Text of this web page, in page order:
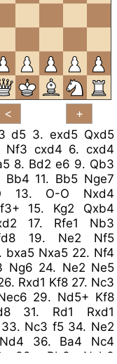
d5 3.exd5 Qxd5
Nf3 cxd4 6.cxd4
8. Bd2 e6 9. Qb3
Bb4 11. Bb5 Nge7
13. O-O
Nxd4
15. Kg2
Qxb4
17. Rfe1
Nb3
19. Ne2
Nf5
bxa5 Nxa5 22. Nf4
Ng6 24. Ne2 Ne5
Rxd1 Kf8 27. Nc3
29. Nd5+ Kf8
31. Rd1
Rxd1
33. Nc3 f5 34. Ne2
Nd4 36. Ba4
Nc4
38. Bb3
Nxb3